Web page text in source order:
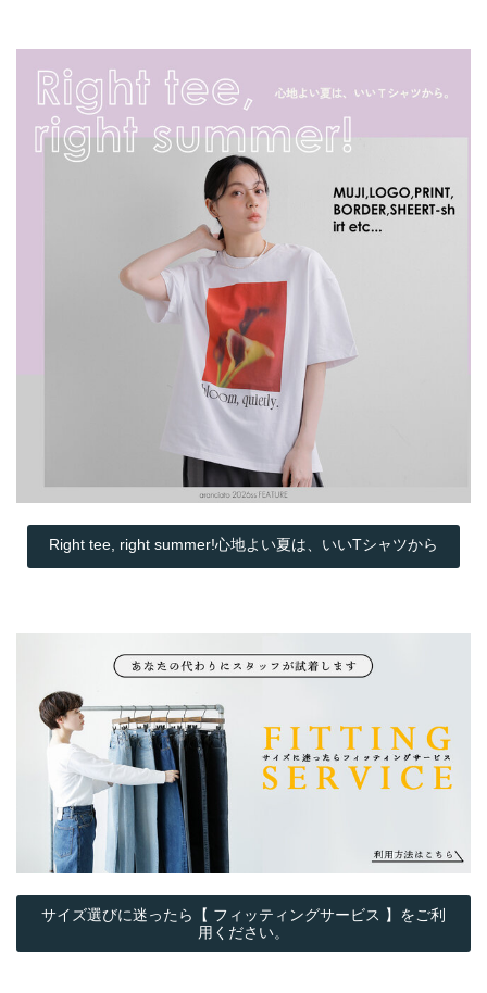
Right tee, right summer!心地よい夏は、いいTシャツから
サイズ選びに迷ったら【 フィッティングサービス 】をご利
用ください。